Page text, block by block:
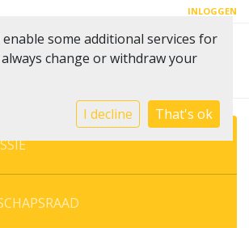
INLOGGEN
Toggle
enable some additional services for
always change or withdraw your
I decline That's ok